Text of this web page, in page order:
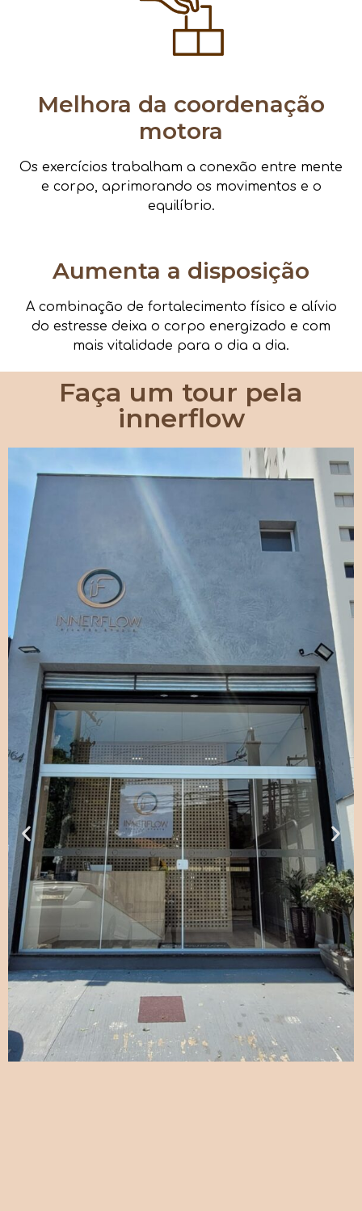
Melhora da coordenação
motora
Os exercícios trabalham a conexão entre mente
e corpo, aprimorando os movimentos e o
equilíbrio.
Aumenta a disposição
A combinação de fortalecimento físico e alívio
do estresse deixa o corpo energizado e com
mais vitalidade para o dia a dia.
Faça um tour pela
innerflow